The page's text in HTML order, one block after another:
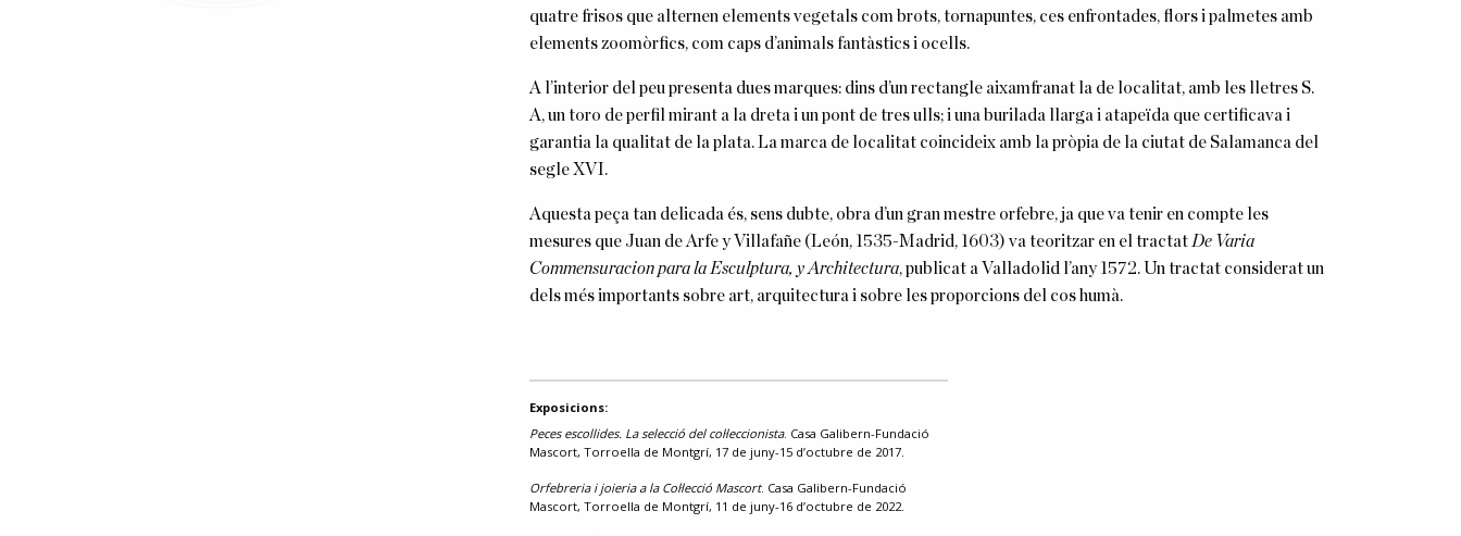
quatre frisos que alternen elements vegetals com brots, tornapuntes, ces enfrontades, flors i palmetes amb
elements zoomòrfics, com caps d’animals fantàstics i ocells.
A l’interior del peu presenta dues marques: dins d’un rectangle aixamfranat la de localitat, amb les lletres S.
A, un toro de perfil mirant a la dreta i un pont de tres ulls; i una burilada llarga i atapeïda que certificava i
garantia la qualitat de la plata. La marca de localitat coincideix amb la pròpia de la ciutat de Salamanca del
segle XVI.
Aquesta peça tan delicada és, sens dubte, obra d’un gran mestre orfebre, ja que va tenir en compte les
mesures que Juan de Arfe y Villafañe (León, 1535-Madrid, 1603) va teoritzar en el tractat De Varia
Commensuracion para la Esculptura, y Architectura, publicat a Valladolid l’any 1572. Un tractat considerat un
dels més importants sobre art, arquitectura i sobre les proporcions del cos humà.
Exposicions:
Peces escollides. La selecció del col·leccionista. Casa Galibern-Fundació
Mascort, Torroella de Montgrí, 17 de juny-15 d’octubre de 2017.
Orfebreria i joieria a la Col·lecció Mascort. Casa Galibern-Fundació
Mascort, Torroella de Montgrí, 11 de juny-16 d’octubre de 2022.